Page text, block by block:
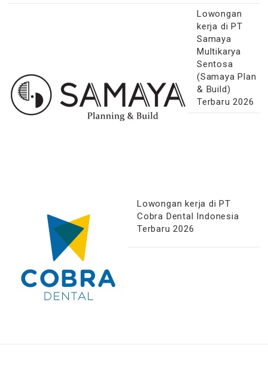
Lowongan
kerja di PT
Samaya
Multikarya
Sentosa
(Samaya Plan
& Build)
Terbaru 2026
Lowongan kerja di PT
Cobra Dental Indonesia
Terbaru 2026